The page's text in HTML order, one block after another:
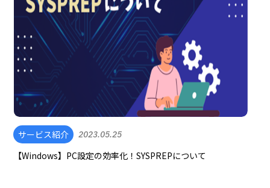
サービス紹介 2023.05.25
【Windows】PC設定の効率化！SYSPREPについて